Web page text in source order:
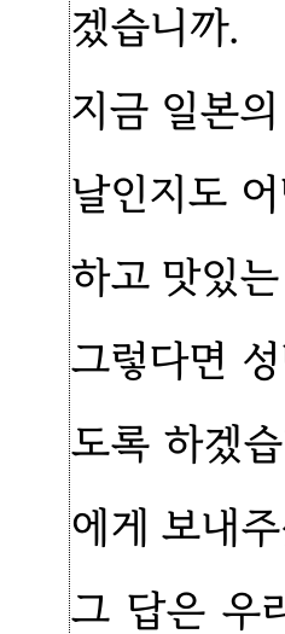
겠습니까.
지금 일본
날인지도
하고 맛있
그렇다면
도록 하겠
에게 보내
그 답은 우